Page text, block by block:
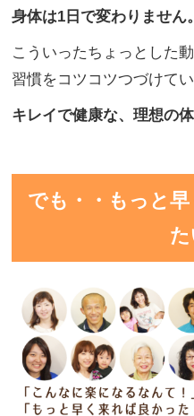
身体は1日で変わりません。
こういったちょっとした
習慣をコツコツつづけて
キレイで健康な、理想の
でも・・もっと
た